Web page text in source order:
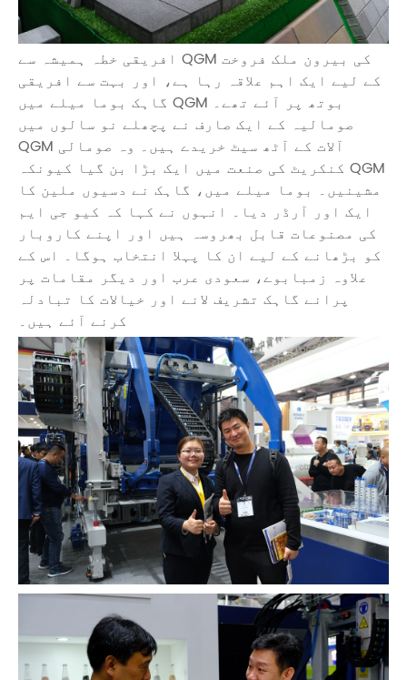
افریقی خطہ ہمیشہ سے QGM کی بیرون ملک فروخت
کے لیے ایک اہم علاقہ رہا ہے، اور بہت سے افریقی
گاہک بوما میلے میں QGM بوتھ پر آئے تھے۔
صومالیہ کے ایک صارف نے پچھلے نو سالوں میں
QGM آلات کے آٹھ سیٹ خریدے ہیں۔ وہ صومالی
کنکریٹ کی صنعت میں ایک بڑا بن گیا کیونکہ QGM
مشینیں۔ بوما میلے میں، گاہک نے دسیوں ملین کا
ایک اور آرڈر دیا۔ انہوں نے کہا کہ کیو جی ایم
کی مصنوعات قابل بھروسہ ہیں اور اپنے کاروبار
کو بڑھانے کے لیے ان کا پہلا انتخاب ہوگا۔ اس کے
علاوہ زمبابوے، سعودی عرب اور دیگر مقامات پر
پرانے گاہک تشریف لانے اور خیالات کا تبادلہ
کرنے آئے ہیں۔